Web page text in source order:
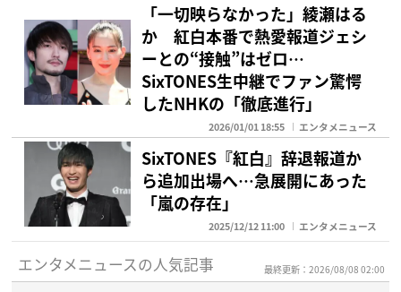
「一切映らなかった」綾瀬はる
か 紅白本番で熱愛報道ジェシ
ーとの“接触”はゼロ…
SixTONES生中継でファン驚愕
したNHKの「徹底進行」
2026/01/01 18:55 エンタメニュース
SixTONES『紅白』辞退報道か
ら追加出場へ…急展開にあった
「嵐の存在」
2025/12/12 11:00 エンタメニュース
エンタメニュースの人気記事 最終更新：2026/08/08 02:00